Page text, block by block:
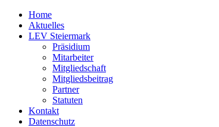
Home
Aktuelles
LEV Steiermark
Präsidium
Mitarbeiter
Mitgliedschaft
Mitgliedsbeitrag
Partner
Statuten
Kontakt
Datenschutz